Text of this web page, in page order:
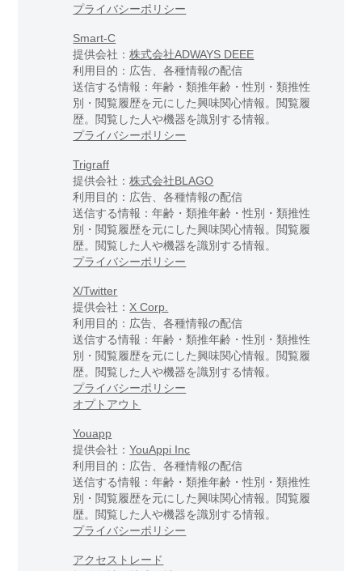
プライバシーポリシー
Smart-C
提供会社：株式会社ADWAYS DEEE
利用目的：広告、各種情報の配信
送信する情報：年齢・類推年齢・性別・類推性
別・閲覧履歴を元にした興味関心情報。閲覧履
歴。閲覧した人や機器を識別する情報。
プライバシーポリシー
Trigraff
提供会社：株式会社BLAGO
利用目的：広告、各種情報の配信
送信する情報：年齢・類推年齢・性別・類推性
別・閲覧履歴を元にした興味関心情報。閲覧履
歴。閲覧した人や機器を識別する情報。
プライバシーポリシー
X/Twitter
提供会社： X Corp.
利用目的：広告、各種情報の配信
送信する情報：年齢・類推年齢・性別・類推性
別・閲覧履歴を元にした興味関心情報。閲覧履
歴。閲覧した人や機器を識別する情報。
プライバシーポリシー
オプトアウト
Youapp
提供会社：YouAppi Inc
利用目的：広告、各種情報の配信
送信する情報：年齢・類推年齢・性別・類推性
別・閲覧履歴を元にした興味関心情報。閲覧履
歴。閲覧した人や機器を識別する情報。
プライバシーポリシー
アクセストレード